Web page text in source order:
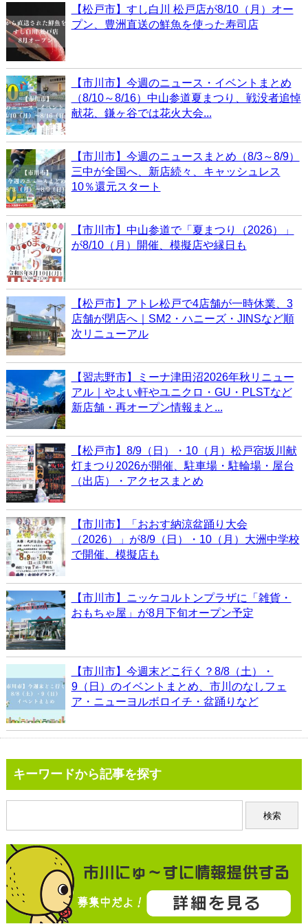
【松戸市】すし白川 松戸店が8/10（月）オー
プン、豊洲直送の鮮魚を使った寿司店
【市川市】今週のニュース・イベントまとめ
（8/10～8/16）中山参道夏まつり、戦没者追悼
献花、鎌ヶ谷では花火大会...
【市川市】今週のニュースまとめ（8/3～8/9）
三中が全国へ、新店続々、キャッシュレス
10％還元スタート
【市川市】中山参道で「夏まつり（2026）」
が8/10（月）開催、模擬店や縁日も
【松戸市】アトレ松戸で4店舗が一時休業、3
店舗が閉店へ｜SM2・ハニーズ・JINSなど順
次リニューアル
【習志野市】ミーナ津田沼2026年秋リニュー
アル｜やよい軒やユニクロ・GU・PLSTなど
新店舗・再オープン情報まと...
【松戸市】8/9（日）・10（月）松戸宿坂川献
灯まつり2026が開催、駐車場・駐輪場・屋台
（出店）・アクセスまとめ
【市川市】「おおす納涼盆踊り大会
（2026）」が8/9（日）・10（月）大洲中学校
で開催、模擬店も
【市川市】ニッケコルトンプラザに「雑貨・
おもちゃ屋」が8月下旬オープン予定
【市川市】今週末どこ行く？8/8（土）・
9（日）のイベントまとめ、市川のなしフェ
ア・ニューヨルボロイチ・盆踊りなど
キーワードから記事を探す